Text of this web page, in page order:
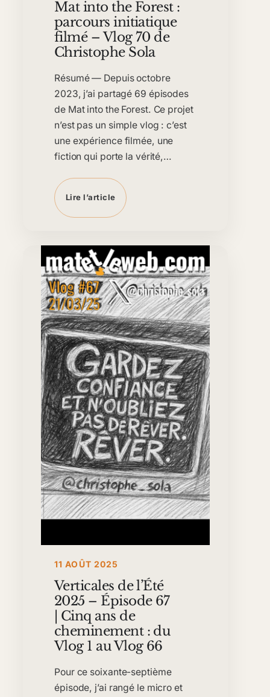
Mat into the Forest :
parcours initiatique
filmé – Vlog 70 de
Christophe Sola
Résumé — Depuis octobre
2023, j’ai partagé 69 épisodes
de Mat into the Forest. Ce projet
n’est pas un simple vlog : c’est
une expérience filmée, une
fiction qui porte la vérité,…
Lire l’article
11 AOÛT 2025
Verticales de l’Été
2025 – Épisode 67
| Cinq ans de
cheminement : du
Vlog 1 au Vlog 66
Pour ce soixante-septième
épisode, j’ai rangé le micro et